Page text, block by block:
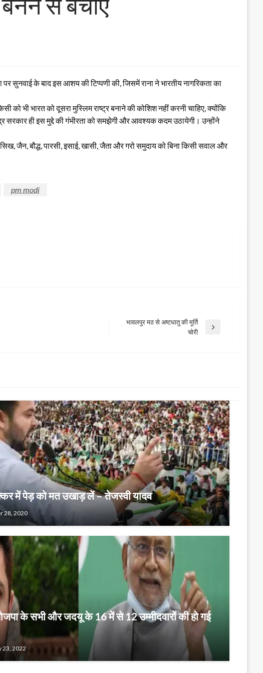
सुनवाई के बाद इस आशय की टिप्पणी की, जिसमें राना ने भारतीय नागरिकता का
भी भारत को दूसरा मुस्लिम राष्ट्र बनाने की कोशिश नहीं करनी चाहिए, क्योंकि
सरकार ही इस मुद्दे की गंभीरता को समझेगी और आवश्यक कदम उठायेगी। उन्होंने
जैन, बौद्ध, पारसी, इसाई, खासी, जैता और गरो समुदाय को बिना किसी सवाल और
pm modi
भावलपुर मठ से अष्टधातु की मूर्ति
चोरी
में पेड़ को मत उखाड़ लें – तेजस्वी यादव
28, 2020
के सभी और जदयू के 16 में से 12 उम्मीदवारों की हो गई
23, 2022